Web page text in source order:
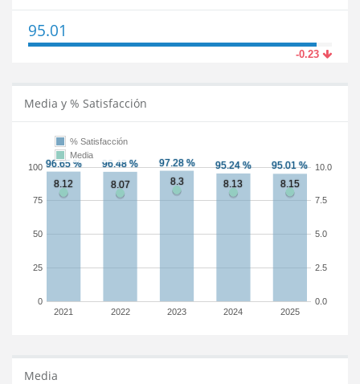
95.01
-0.23
Media y % Satisfacción
2021 2022 2023 2024 2025
0
25
50
75
100
0.0
2.5
5.0
7.5
10.0
% Satisfacción
Media
Media